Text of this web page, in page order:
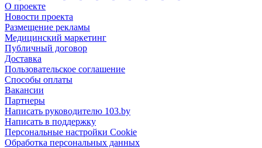
О проекте
Новости проекта
Размещение рекламы
Медицинский маркетинг
Публичный договор
Доставка
Пользовательское соглашение
Способы оплаты
Вакансии
Партнеры
Написать руководителю 103.by
Написать в поддержку
Персональные настройки Cookie
Обработка персональных данных